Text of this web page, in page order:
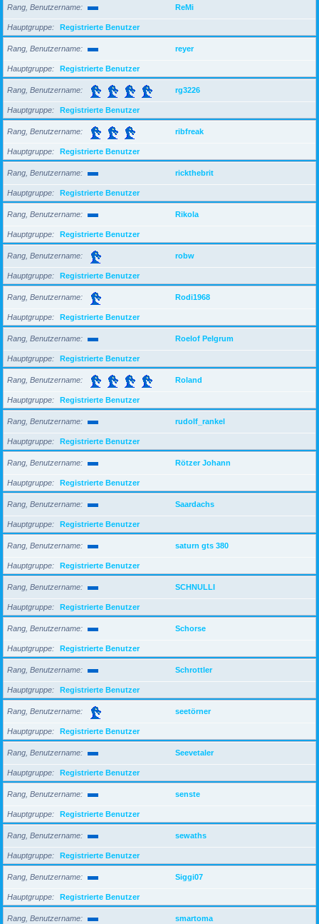
Rang, Benutzername ReMi
Hauptgruppe Registrierte Benutzer
Rang, Benutzername reyer
Hauptgruppe Registrierte Benutzer
Rang, Benutzername rg3226
Hauptgruppe Registrierte Benutzer
Rang, Benutzername ribfreak
Hauptgruppe Registrierte Benutzer
Rang, Benutzername rickthebrit
Hauptgruppe Registrierte Benutzer
Rang, Benutzername Rikola
Hauptgruppe Registrierte Benutzer
Rang, Benutzername robw
Hauptgruppe Registrierte Benutzer
Rang, Benutzername Rodi1968
Hauptgruppe Registrierte Benutzer
Rang, Benutzername Roelof Pelgrum
Hauptgruppe Registrierte Benutzer
Rang, Benutzername Roland
Hauptgruppe Registrierte Benutzer
Rang, Benutzername rudolf_rankel
Hauptgruppe Registrierte Benutzer
Rang, Benutzername Rötzer Johann
Hauptgruppe Registrierte Benutzer
Rang, Benutzername Saardachs
Hauptgruppe Registrierte Benutzer
Rang, Benutzername saturn gts 380
Hauptgruppe Registrierte Benutzer
Rang, Benutzername SCHNULLI
Hauptgruppe Registrierte Benutzer
Rang, Benutzername Schorse
Hauptgruppe Registrierte Benutzer
Rang, Benutzername Schrottler
Hauptgruppe Registrierte Benutzer
Rang, Benutzername seetörner
Hauptgruppe Registrierte Benutzer
Rang, Benutzername Seevetaler
Hauptgruppe Registrierte Benutzer
Rang, Benutzername senste
Hauptgruppe Registrierte Benutzer
Rang, Benutzername sewaths
Hauptgruppe Registrierte Benutzer
Rang, Benutzername Siggi07
Hauptgruppe Registrierte Benutzer
Rang, Benutzername smartoma